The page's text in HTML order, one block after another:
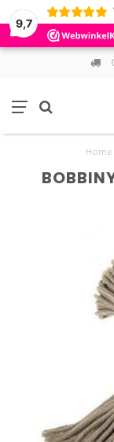
9,7
Home